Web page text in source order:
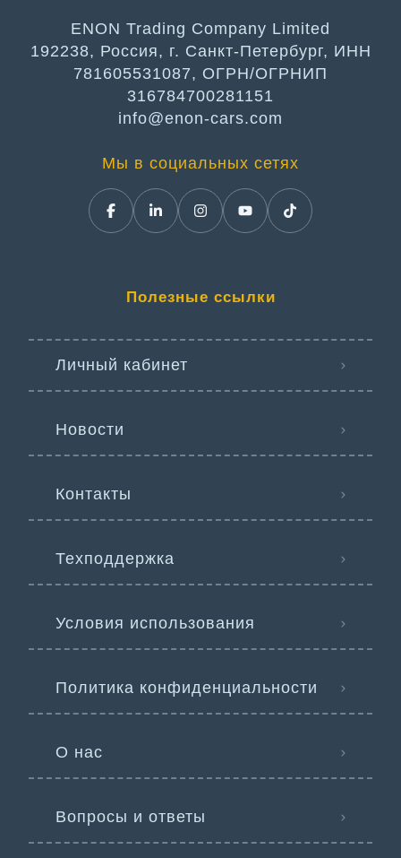
ENON Trading Company Limited
192238, Россия, г. Санкт-Петербург, ИНН
781605531087, ОГРН/ОГРНИП
316784700281151
info@enon-cars.com
Мы в социальных сетях
Полезные ссылки
Личный кабинет
Новости
Контакты
Техподдержка
Условия использования
Политика конфиденциальности
О нас
Вопросы и ответы